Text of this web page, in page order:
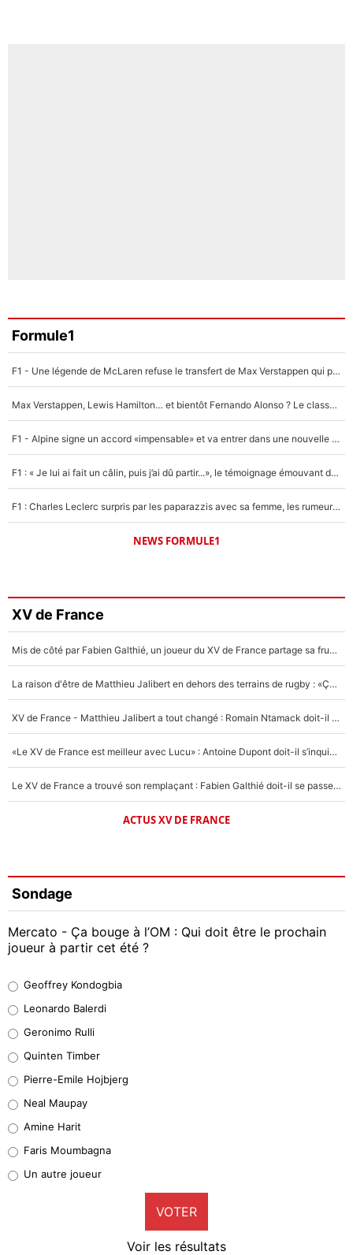
Formule1
F1 - Une légende de McLaren refuse le transfert de Max Verstappen qui pourrait «faire des vagues» et plomber l'ambiance dans l'équipe
Max Verstappen, Lewis Hamilton… et bientôt Fernando Alonso ? Le classement des pilotes les mieux payés en Formule 1 risque de changer !
F1 - Alpine signe un accord «impensable» et va entrer dans une nouvelle dimension : Grande nouvelle pour Pierre Gasly !
F1 : « Je lui ai fait un câlin, puis j’ai dû partir...», le témoignage émouvant de Max Verstappen sur sa fille
F1 : Charles Leclerc surpris par les paparazzis avec sa femme, les rumeurs étaient vraies !
NEWS FORMULE1
XV de France
Mis de côté par Fabien Galthié, un joueur du XV de France partage sa frustration : «ils ne me l’ont pas dit tout de suite»
La raison d'être de Matthieu Jalibert en dehors des terrains de rugby : «Ça m'atteint autant que si tu touches à un membre de ma famille»
XV de France - Matthieu Jalibert a tout changé : Romain Ntamack doit-il s’inquiéter pour sa place à un an de la Coupe du monde ?
«Le XV de France est meilleur avec Lucu» : Antoine Dupont doit-il s’inquiéter pour sa place ?
Le XV de France a trouvé son remplaçant : Fabien Galthié doit-il se passer d'Antoine Dupont ?
ACTUS XV DE FRANCE
Sondage
Mercato - Ça bouge à l’OM : Qui doit être le prochain
joueur à partir cet été ?
38%
32%
5%
1%
9%
Geoffrey Kondogbia
Leonardo Balerdi
Geronimo Rulli
Quinten Timber
Pierre-Emile Hojbjerg
Neal Maupay
Amine Harit
Faris Moumbagna
Un autre joueur
VOTER
Voir les résultats